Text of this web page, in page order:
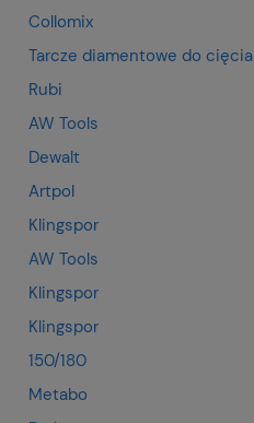
Collomix
Tarcze diamentowe do cięcia
Rubi
AW Tools
Dewalt
Artpol
Klingspor
AW Tools
Klingspor
Klingspor
150/180
Metabo